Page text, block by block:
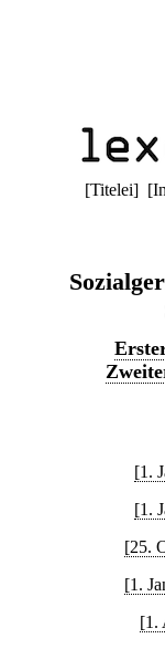
[Titelei] [
[1.
[1.
[25.
[1.
[1.